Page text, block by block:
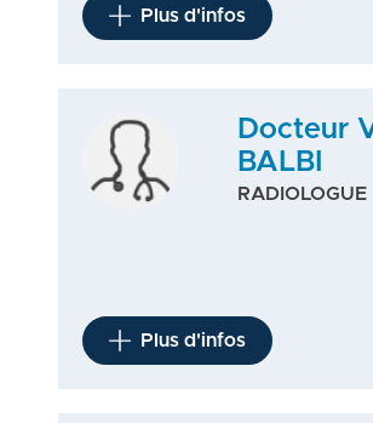
Plus d'infos
Docteur
BALBI
RADIOLOGUE
Plus d'infos